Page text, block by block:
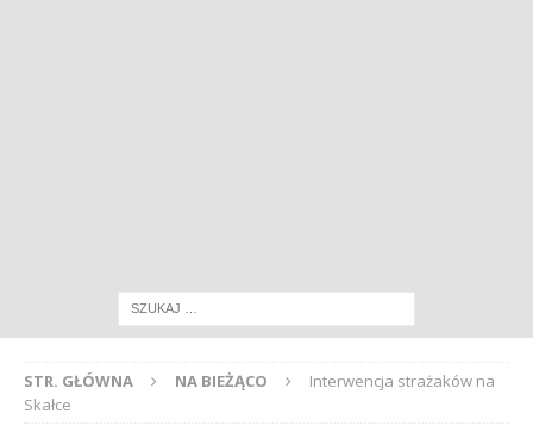
STR. GŁÓWNA NA BIEŻĄCO
Interwencja strażaków na
Skałce